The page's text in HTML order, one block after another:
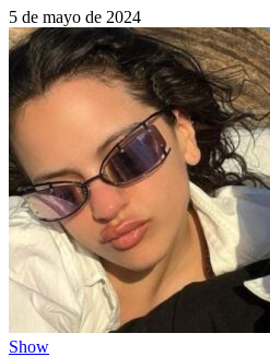
5 de mayo de 2024
Show